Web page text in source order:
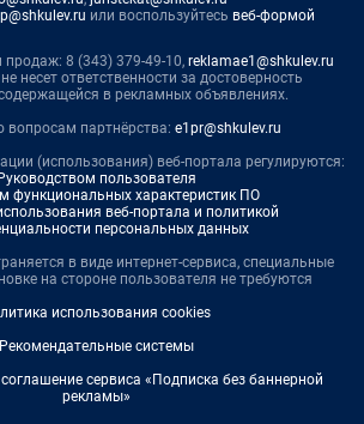
или воспользуйтесь веб-формой
продаж: 8 (343) 379-49-10, reklamae1@shkulev.ru
несет ответственности за достоверность
в рекламных объявлениях.
вопросам партнёрства: e1pr@shkulev.ru
(использования) веб-портала регулируются:
пользователя
функциональных характеристик ПО
веб-портала и политикой
персональных данных
в виде интернет-сервиса, специальные
на стороне пользователя не требуются
использования cookies
Рекомендательные системы
сервиса «Подписка без баннерной
рекламы»